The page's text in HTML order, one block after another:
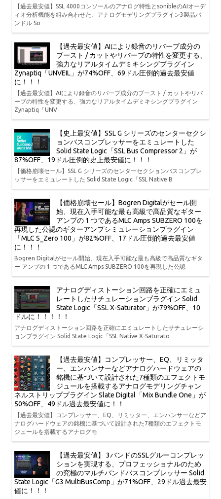
【過去最安値】SSL 4000コンソールのアナログ特性とsonibleのAIオーデ
ィオ分析機能を組み合わせた、アナログモデリングプラグイン3製品バ
ンドル So
【過去最安値】AIにより録音のリバーブ成分の
ブースト / カットやリバーブの特性を変更する、
強力なリアルタイムデミキシングプラグイン
Zynaptiq「UNVEIL」が74%OFF、69ドル圧倒的過去最安値
に！！！
【過去最安値】AIにより録音のリバーブ成分のブースト / カットやリバ
ーブの特性を変更する、強力なリアルタイムデミキシングプラグイン
Zynaptiq「UNV
【史上最安値】SSL G シリーズのセンターセクシ
ョンバスコンプレッサーをエミュレートした
Solid State Logic「SSL Bus Compressor 2」が
87%OFF、19ドル圧倒的史上最安値に！！！
【価格崩壊セール】SSL G シリーズのセンターセクションバスコンプレ
ッサーをエミュレートした Solid State Logic「SSL Native B
【価格崩壊セール】Bogren Digitalがセール開
始、現在入手可能な最も高級で高品質なギター
アンプの 1 つであるMLC Amps SUBZERO 100を
再現した公認のギターアンプシミュレーションプラグイン
「MLC S_Zero 100」が82%OFF、17ドル圧倒的過去最安値
に！！！
Bogren Digitalがセール開始、現在入手可能な最も高級で高品質なギタ
ー アンプの 1 つであるMLC Amps SUBZERO 100を再現した公認
アナログディストーション回路を正確にエミュ
レートしたサチュレーションプラグイン Solid
State Logic「SSL X-Saturator」が79%OFF、10
ドルに！！！！！
アナログディストーション回路を正確にエミュレートしたサチュレーシ
ョンプラグイン Solid State Logic「SSL Native X-Saturato
【過去最安値】コンプレッサー、EQ、リミッタ
ー、エンハンサーなどアナログハードウェアの
銘機に基づいて設計された7種類のエフェクトモ
ジュールを搭載するアナログモデリングチャン
ネルストリッププラグイン Slate Digital「Mix Bundle One」が
50%OFF、49ドル過去最安値に！！
【過去最安値】コンプレッサー、EQ、リミッター、エンハンサーなどア
ナログハードウェアの銘機に基づいて設計された7種類のエフェクトモ
ジュールを搭載するアナログモ
【過去最安値】 3バンドのSSLグルーコンプレッ
ションを実現する、プロフェッショナルのため
の究極のマルチバンドバスコンプレッサー Solid
State Logic「G3 MultiBusComp」が71%OFF、29ドル過去最安
値に！！！